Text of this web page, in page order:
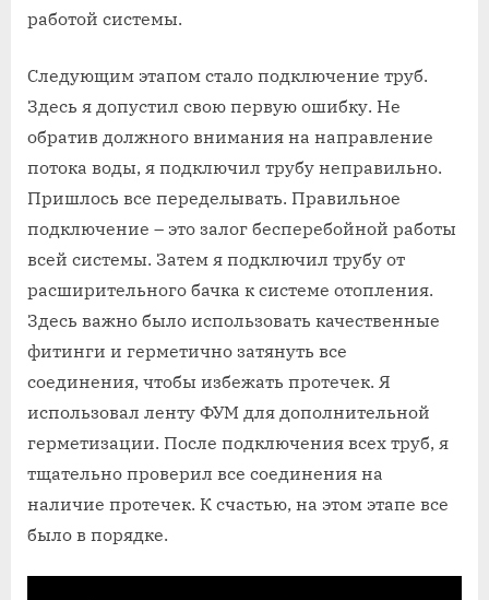
работой системы.
Следующим этапом стало подключение труб.
Здесь я допустил свою первую ошибку. Не
обратив должного внимания на направление
потока воды, я подключил трубу неправильно.
Пришлось все переделывать. Правильное
подключение – это залог бесперебойной работы
всей системы. Затем я подключил трубу от
расширительного бачка к системе отопления.
Здесь важно было использовать качественные
фитинги и герметично затянуть все
соединения, чтобы избежать протечек. Я
использовал ленту ФУМ для дополнительной
герметизации. После подключения всех труб, я
тщательно проверил все соединения на
наличие протечек. К счастью, на этом этапе все
было в порядке.